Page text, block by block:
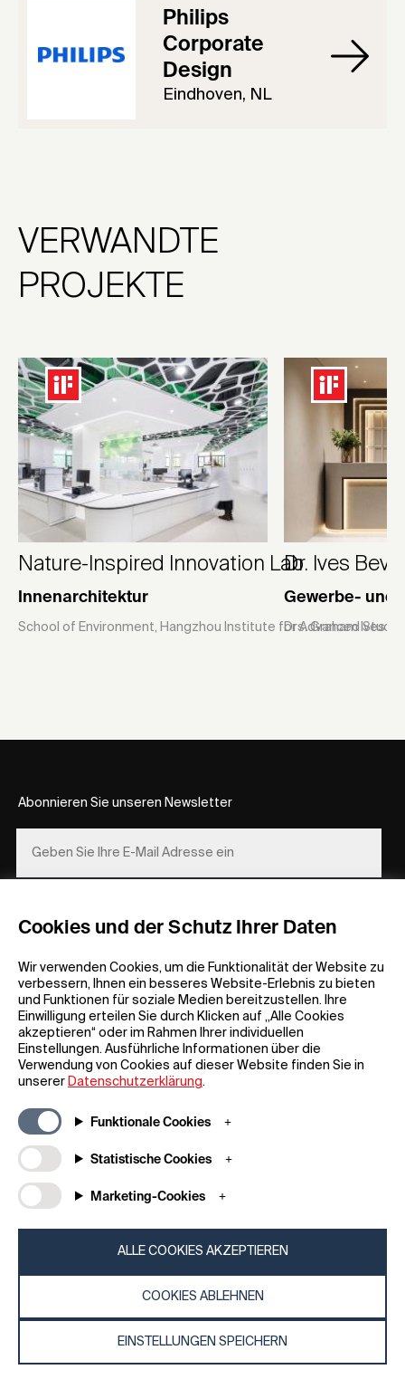
Cookies und der Schutz Ihrer Daten
Wir verwenden Cookies, um die Funktionalität der Website zu
verbessern, Ihnen ein besseres Website-Erlebnis zu bieten
und Funktionen für soziale Medien bereitzustellen. Ihre
Einwilligung erteilen Sie durch Klicken auf „Alle Cookies
akzeptieren“ oder im Rahmen Ihrer individuellen
Einstellungen. Ausführliche Informationen über die
Verwendung von Cookies auf dieser Website finden Sie in
unserer Datenschutzerklärung.
Funktionale Cookies
Statistische Cookies
Marketing-Cookies
EINSTELLUNGEN SPEICHERN
COOKIES ABLEHNEN
ALLE COOKIES AKZEPTIEREN
Philips
Corporate
Design
Eindhoven, NL
VERWANDTE
PROJEKTE
Nature-Inspired Innovation Lab
Innenarchitektur
School of Environment, Hangzhou Institute for Advanced
Dr. Ives
Gewerbe- und
Drs. Graham Ives
Allgemeine Informationen
FAQ
Allgemeine
Teilnahmebedingungen für
Gewinnspiele
Impressum
Cookie-Richtlinien
Unternehmen
iF Design
© 2026 iF Design
c6bea78d - 28/07/2026 08:45
Abonnieren Sie unseren Newsletter
REGISTRIEREN